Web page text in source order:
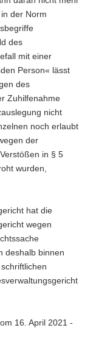
der Norm
des
mit einer
Person« lässt
des
Zuhilfenahme
nicht
noch erlaubt
der
in § 5
wurden,
hat die
wegen
deshalb binnen
16. April 2021 -